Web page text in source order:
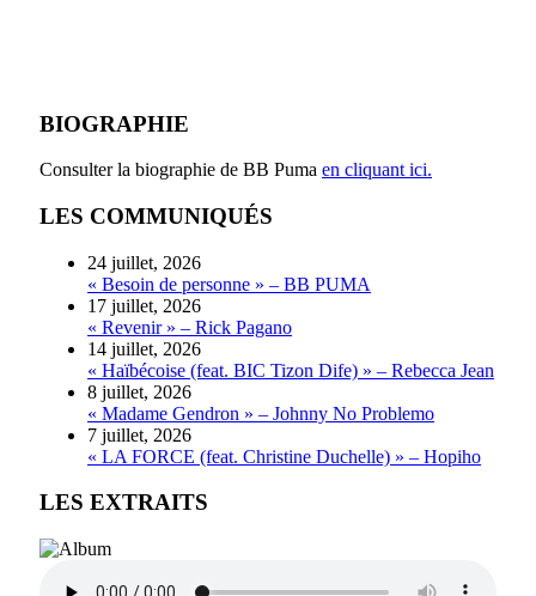
BIOGRAPHIE
Consulter la biographie de BB Puma en cliquant ici.
LES COMMUNIQUÉS
24 juillet, 2026
« Besoin de personne » – BB PUMA
17 juillet, 2026
« Revenir » – Rick Pagano
14 juillet, 2026
« Haïbécoise (feat. BIC Tizon Dife) » – Rebecca Jean
8 juillet, 2026
« Madame Gendron » – Johnny No Problemo
7 juillet, 2026
« LA FORCE (feat. Christine Duchelle) » – Hopiho
LES EXTRAITS